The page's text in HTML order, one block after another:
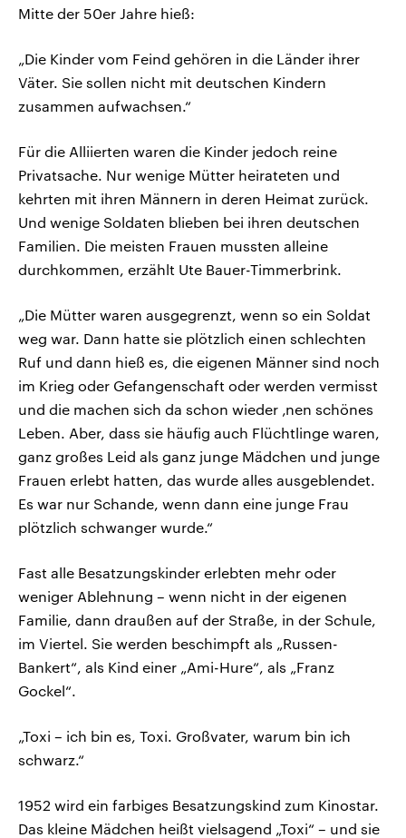
Mitte der 50er Jahre hieß:
„Die Kinder vom Feind gehören in die Länder ihrer
Väter. Sie sollen nicht mit deutschen Kindern
zusammen aufwachsen.“
Für die Alliierten waren die Kinder jedoch reine
Privatsache. Nur wenige Mütter heirateten und
kehrten mit ihren Männern in deren Heimat zurück.
Und wenige Soldaten blieben bei ihren deutschen
Familien. Die meisten Frauen mussten alleine
durchkommen, erzählt Ute Bauer-Timmerbrink.
„Die Mütter waren ausgegrenzt, wenn so ein Soldat
weg war. Dann hatte sie plötzlich einen schlechten
Ruf und dann hieß es, die eigenen Männer sind noch
im Krieg oder Gefangenschaft oder werden vermisst
und die machen sich da schon wieder ‚nen schönes
Leben. Aber, dass sie häufig auch Flüchtlinge waren,
ganz großes Leid als ganz junge Mädchen und junge
Frauen erlebt hatten, das wurde alles ausgeblendet.
Es war nur Schande, wenn dann eine junge Frau
plötzlich schwanger wurde.“
Fast alle Besatzungskinder erlebten mehr oder
weniger Ablehnung – wenn nicht in der eigenen
Familie, dann draußen auf der Straße, in der Schule,
im Viertel. Sie werden beschimpft als „Russen-
Bankert“, als Kind einer „Ami-Hure“, als „Franz
Gockel“.
„Toxi – ich bin es, Toxi. Großvater, warum bin ich
schwarz.“
1952 wird ein farbiges Besatzungskind zum Kinostar.
Das kleine Mädchen heißt vielsagend „Toxi“ – und sie